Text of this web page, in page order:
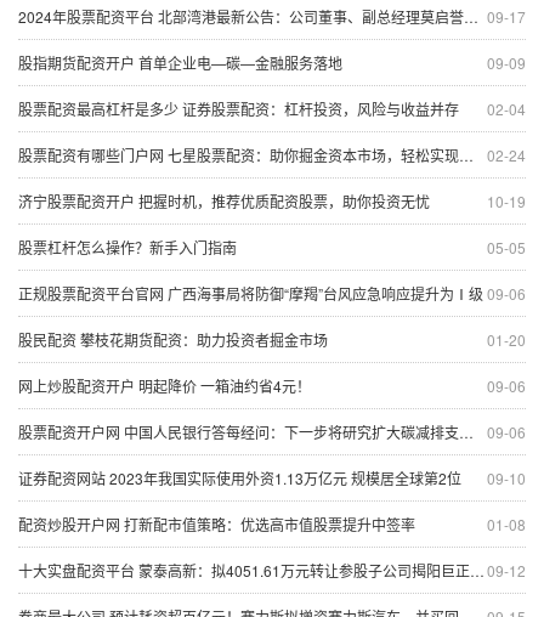
09-17
2024年股票配资平台 北部湾港最新公告：公司董事、副总经理莫启誉辞职
09-09
股指期货配资开户 首单企业电—碳—金融服务落地
02-04
股票配资最高杠杆是多少 证券股票配资：杠杆投资，风险与收益并存
02-24
股票配资有哪些门户网 七星股票配资：助你掘金资本市场，轻松实现财富梦想
10-19
济宁股票配资开户 把握时机，推荐优质配资股票，助你投资无忧
05-05
股票杠杆怎么操作？新手入门指南
09-06
正规股票配资平台官网 广西海事局将防御“摩羯”台风应急响应提升为Ⅰ级
01-20
股民配资 攀枝花期货配资：助力投资者掘金市场
09-06
网上炒股配资开户 明起降价 一箱油约省4元！
09-06
股票配资开户网 中国人民银行答每经问：下一步将研究扩大碳减排支持工具的支持范围，扩大再贷款规模
09-10
证券配资网站 2023年我国实际使用外资1.13万亿元 规模居全球第2位
01-08
配资炒股开户网 打新配市值策略：优选高市值股票提升中签率
09-12
十大实盘配资平台 蒙泰高新：拟4051.61万元转让参股子公司揭阳巨正源12%股权